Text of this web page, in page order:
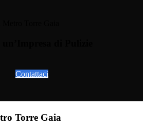
Contattaci
Torre Gaia